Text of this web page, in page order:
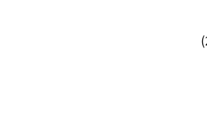
17. (8) בנוסף, הטַטְהָאגַטַה זוכר את חייו הקודמים הרבים, כלומר, לידה אחת, שתי לידות... (כמו בסוטה 4, פסקה 27)